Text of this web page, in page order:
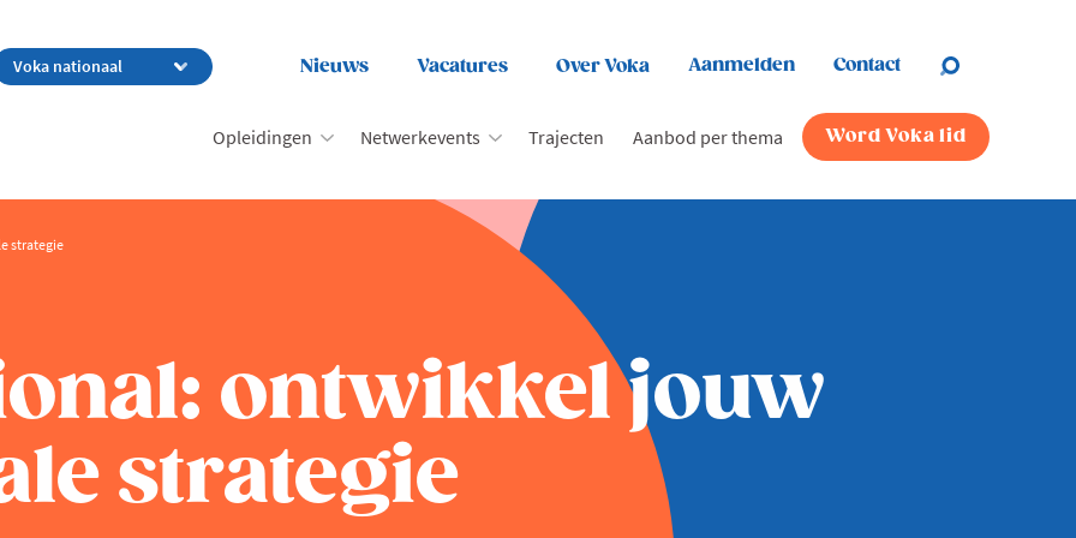
Nieuws Vacatures Over Voka Aanmelden Contact
Opleidingen Netwerkevents Trajecten Aanbod per thema Word Voka lid
strategie
ontwikkel jouw
strategie